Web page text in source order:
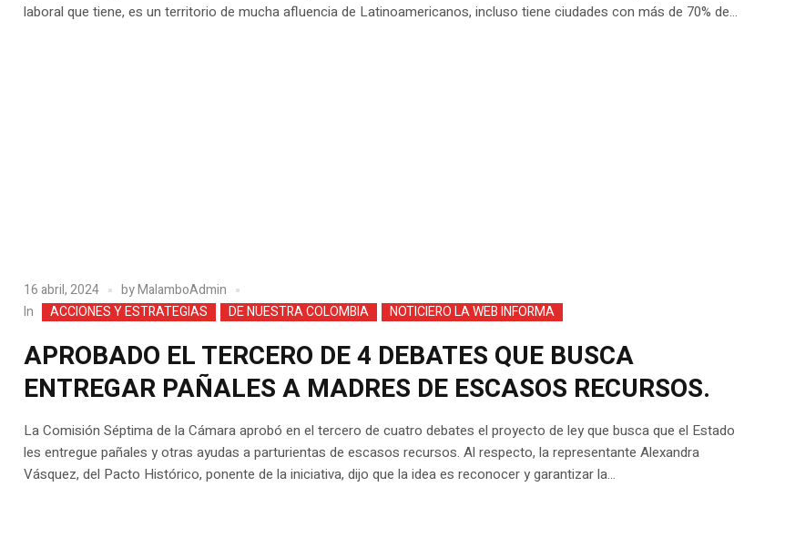
laboral que tiene, es un territorio de mucha afluencia de Latinoamericanos, incluso tiene ciudades con más de 70% de...
16 abril, 2024 byMalamboAdmin
In
ACCIONES Y ESTRATEGIAS DE NUESTRA COLOMBIA NOTICIERO LA WEB INFORMA
APROBADO EL TERCERO DE 4 DEBATES QUE BUSCA
ENTREGAR PAÑALES A MADRES DE ESCASOS RECURSOS.
La Comisión Séptima de la Cámara aprobó en el tercero de cuatro debates el proyecto de ley que busca que el Estado
les entregue pañales y otras ayudas a parturientas de escasos recursos. Al respecto, la representante Alexandra
Vásquez, del Pacto Histórico, ponente de la iniciativa, dijo que la idea es reconocer y garantizar la...